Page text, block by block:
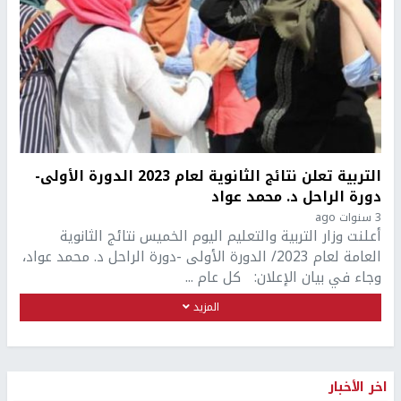
التربية تعلن نتائج الثانوية لعام 2023 الدورة الأولى-
دورة الراحل د. محمد عواد
3 سنوات ago
أعلنت وزار التربية والتعليم اليوم الخميس نتائج الثانوية
العامة لعام 2023/ الدورة الأولى -دورة الراحل د. محمد عواد،
وجاء في بيان الإعلان: كل عام ...
المزيد
اخر الأخبار